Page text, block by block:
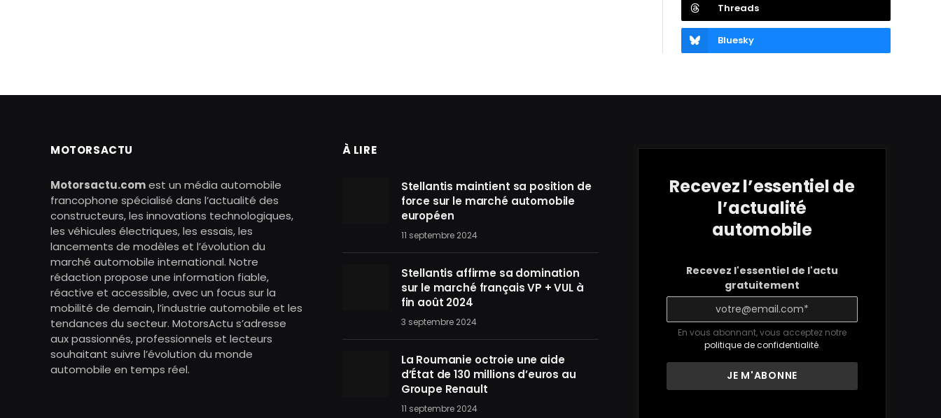
Threads
Bluesky
MOTORSACTU
Motorsactu.comest un média automobile
francophone spécialisé dans l’actualité des
constructeurs, les innovations technologiques,
les véhicules électriques, les essais, les
lancements de modèles et l’évolution du
marché automobile international. Notre
rédaction propose une information fiable,
réactive et accessible, avec un focus sur la
mobilité de demain, l’industrie automobile et les
tendances du secteur. MotorsActu s’adresse
aux passionnés, professionnels et lecteurs
souhaitant suivre l’évolution du monde
automobile en temps réel.
À LIRE
Stellantis maintient sa position de
force sur le marché automobile
européen
11 septembre 2024
Stellantis affirme sa domination
sur le marché français VP + VUL à
fin août 2024
3 septembre 2024
La Roumanie octroie une aide
d’État de 130 millions d’euros au
Groupe Renault
11 septembre 2024
Recevez l’essentiel de
l’actualité
automobile
Recevez l'essentiel de l'actu
gratuitement
En vous abonnant, vous acceptez notre
politique de confidentialité.